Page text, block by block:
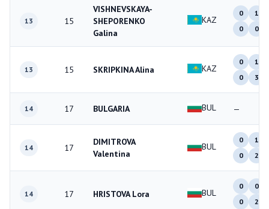
13 15
VISHNEVSKAYA-
SHEPORENKO
Galina
KAZ
0
1
0
0
13 15 SKRIPKINA Alina KAZ
0
1
0
3
14 17 BULGARIA BUL —
14 17
DIMITROVA
Valentina
BUL
0
1
0
2
14 17 HRISTOVA Lora BUL
0
0
0
2